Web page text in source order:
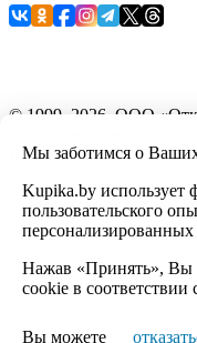
Мы заботимся о
Kupika.by использует
пользовательского
Нажав «Принять», Вы
cookie в соответствии
Вы можете
© 1999–2026, ООО
Республика Беларусь,
Время работы с 09:00
Настройка cookie